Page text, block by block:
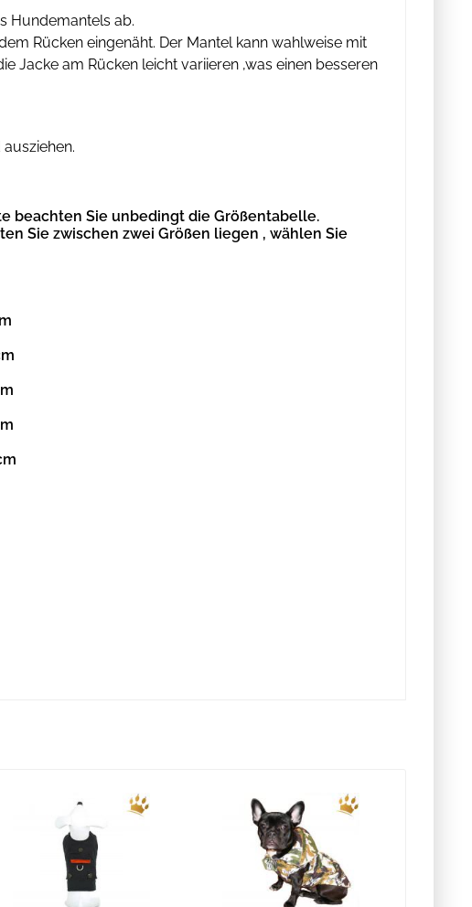
Hundemantels ab.
Rücken eingenäht. Der Mantel kann wahlweise mit
Jacke am Rücken leicht variieren ,was einen besseren
beachten Sie unbedingt die Größentabelle.
Sie zwischen zwei Größen liegen , wählen Sie